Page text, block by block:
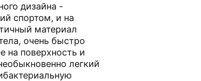
дизайна -
спортом, и на
материал
очень быстро
на поверхность и
легкий